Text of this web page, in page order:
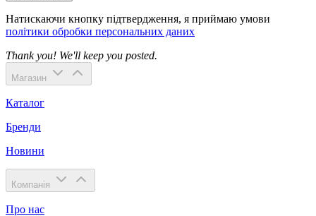
Натискаючи кнопку підтвердження, я приймаю умови
політики обробки персональних даних
Thank you! We'll keep you posted.
Магазин
Каталог
Бренди
Новини
Компанія
Про нас